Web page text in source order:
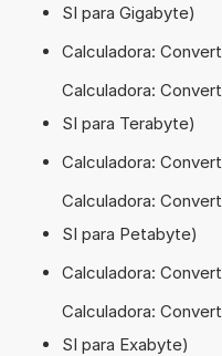
SI para Gigabyte)
Calculadora:
Calculadora:
SI para Terabyte)
Calculadora:
Calculadora:
SI para Petabyte)
Calculadora:
Calculadora:
SI para Exabyte)